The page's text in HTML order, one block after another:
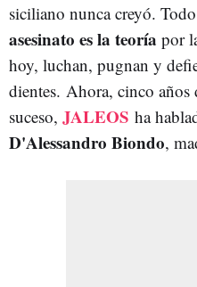
siciliano nunca creyó.
asesinato es la teoría por
hoy, luchan, pugnan y
dientes. Ahora, cinco años
suceso, JALEOS ha
D'Alessandro Biondo,